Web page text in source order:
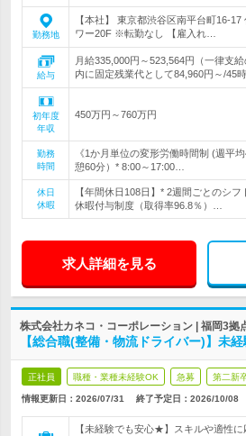
勤務地
【本社】 東京都渋谷区南平台町16-
ワー20F ※転勤なし 【雇入れ…
給与
月給335,000円～523,564円（一律支
内に固定残業代として84,960円～/45
初年度
年収
450万円～760万円
勤務
時間
《1か月単位の変形労働時間制 (週平
憩60分）* 8:00～17:00…
休日
休暇
【年間休日108日】* 2週間ごとのシ
休暇付与制度（取得率96.8％）…
求人詳細を見る
株式会社カネコ・コーポレーション | 福岡3拠
【総合職(整備・物流ドライバー)】未
正社員 職種・業種未経験OK 急募 第二新
情報更新日：2026/07/31 終了予定日： 2026/10/08
【未経験でも安心★】スキルや適性